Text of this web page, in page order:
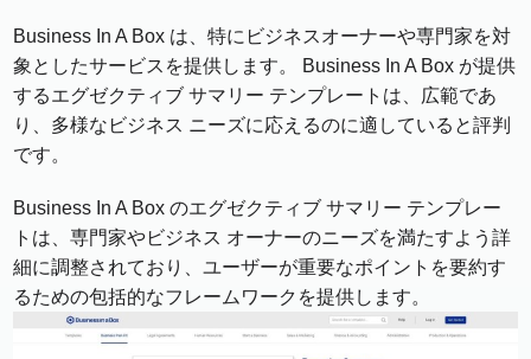
Business In A Box は、特にビジネスオーナーや専門家を対
象としたサービスを提供します。 Business In A Box が提供
するエグゼクティブ サマリー テンプレートは、広範であ
り、多様なビジネス ニーズに応えるのに適していると評判
です。
Business In A Box のエグゼクティブ サマリー テンプレー
トは、専門家やビジネス オーナーのニーズを満たすよう詳
細に調整されており、ユーザーが重要なポイントを要約す
るための包括的なフレームワークを提供します。